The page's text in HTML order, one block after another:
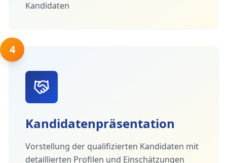
Kandidaten
4
Kandidatenpräsentation
Vorstellung der qualifizierten Kandidaten mit
detaillierten Profilen und Einschätzungen